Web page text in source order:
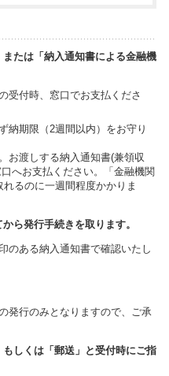
たは「納入通知書による金融機
受付時、窓口でお支払くださ
納期限（2週間以内）をお守り
お渡しする納入通知書(兼領収
へお支払ください。「金融機関
るのに一週間程度かかりま
ら発行手続きを取ります。
のある納入通知書で確認いたし
発行のみとなりますので、ご承
しくは「郵送」と受付時にご指